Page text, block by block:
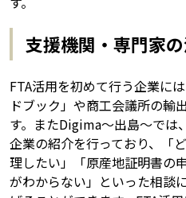
支援機関・専門家
FTA活用を初めて行う企業に
ドブック」や商工会議所の輸
す。またDigima～出島～では
企業の紹介を行っており、「
理したい」「原産地証明書の
がわからない」といった相談